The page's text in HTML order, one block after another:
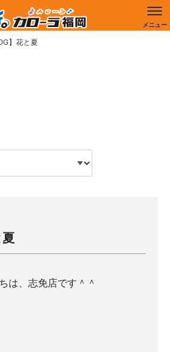
】花と夏
夏
は、志免店です＾＾